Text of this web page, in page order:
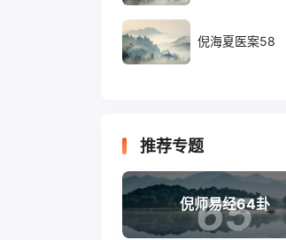
倪海夏医案58
推荐专题
65
倪师易经64卦